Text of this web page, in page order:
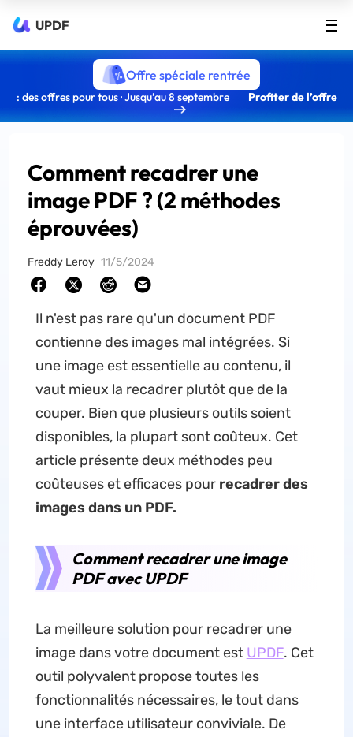
UPDF
Offre spéciale rentrée
: des offres pour tous · Jusqu’au 8 septembre Profiter de l’offre
Comment recadrer une
image PDF ? (2 méthodes
éprouvées)
Freddy Leroy 11/5/2024
Il n'est pas rare qu'un document PDF
contienne des images mal intégrées. Si
une image est essentielle au contenu, il
vaut mieux la recadrer plutôt que de la
couper. Bien que plusieurs outils soient
disponibles, la plupart sont coûteux. Cet
article présente deux méthodes peu
coûteuses et efficaces pour recadrer des
images dans un PDF.
Comment recadrer une image
PDF avec UPDF
La meilleure solution pour recadrer une
image dans votre document est UPDF. Cet
outil polyvalent propose toutes les
fonctionnalités nécessaires, le tout dans
une interface utilisateur conviviale. De